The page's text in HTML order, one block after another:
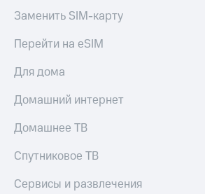
Заменить SIM-карту
Перейти на eSIM
Для дома
Домашний интернет
Домашнее ТВ
Спутниковое ТВ
Сервисы и развлечения